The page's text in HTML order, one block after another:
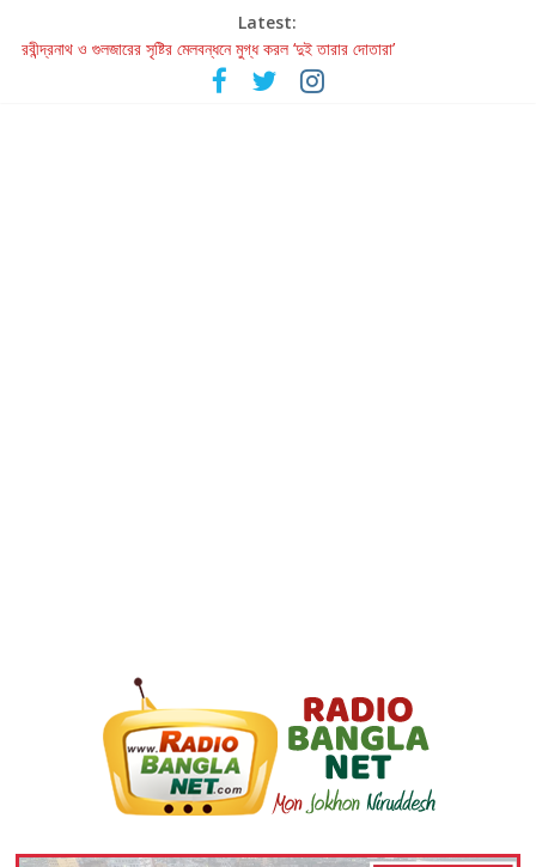
Latest:
রবীন্দ্রনাথ ও গুলজারের সৃষ্টির মেলবন্ধনে মুগ্ধ করল ‘দুই তারার দোতারা’
কলের গান থেকে রীলস্ — বাঙালির গান শোনার বিবর্তনের গল্প
জগন্নাথমঙ্গলম্ — বাংলায় প্রথমবার মঞ্চে এবার রথযাত্রার উদযাপন